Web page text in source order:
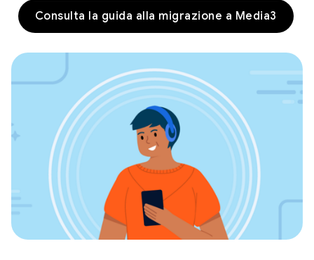
Consulta la guida alla migrazione a Media3